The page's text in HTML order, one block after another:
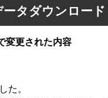
ータダウンロード
変更された内容
た。